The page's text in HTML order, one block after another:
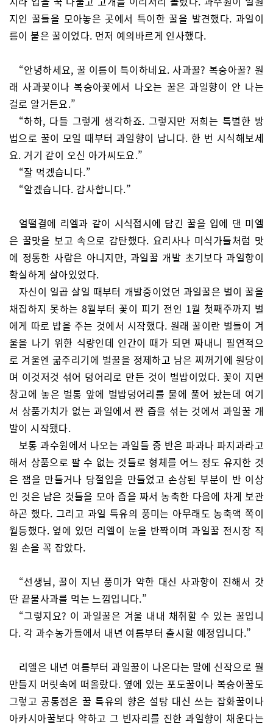
지인 꿀들을 모아놓은 곳에서 특이한 꿀을 발견했다. 과일이
름이 붙은 꿀이었다. 먼저 예의바르게 인사했다.
“안녕하세요, 꿀 이름이 특이하네요. 사과꿀? 복숭아꿀? 원
래 사과꽃이나 복숭아꽃에서 나오는 꿀은 과일향이 안 나는
걸로 알거든요.”
“하하, 다들 그렇게 생각하죠. 그렇지만 저희는 특별한 방
법으로 꿀이 모일 때부터 과일향이 납니다. 한 번 시식해보세
요. 거기 같이 오신 아가씨도요.”
“잘 먹겠습니다.”
“알겠습니다. 감사합니다.”
얼떨결에 리엘과 같이 시식접시에 담긴 꿀을 입에 댄 미엘
은 꿀맛을 보고 속으로 감탄했다. 요리사나 미식가들처럼 맛
에 정통한 사람은 아니지만, 과일꿀 개발 초기보다 과일향이
확실하게 살아있었다.
자신이 일곱 살일 때부터 개발중이었던 과일꿀은 벌이 꿀을
채집하지 못하는 8월부터 꽃이 피기 전인 1월 첫째주까지 벌
에게 따로 밥을 주는 것에서 시작했다. 원래 꿀이란 벌들이 겨
울을 나기 위한 식량인데 인간이 때가 되면 짜내니 필연적으
로 겨울엔 굶주리기에 벌꿀을 정제하고 남은 찌꺼기에 원당이
며 이것저것 섞어 덩어리로 만든 것이 벌밥이었다. 꽃이 지면
창고에 놓은 벌통 앞에 벌밥덩어리를 물에 풀어 놨는데 여기
서 상품가치가 없는 과일에서 짠 즙을 섞는 것에서 과일꿀 개
발이 시작됐다.
보통 과수원에서 나오는 과일들 중 반은 파과나 파지과라고
해서 상품으로 팔 수 없는 것들로 형체를 어느 정도 유지한 것
은 잼을 만들거나 당절임을 만들었고 손상된 부분이 반 이상
인 것은 남은 것들을 모아 즙을 짜서 농축한 다음에 차게 보관
하곤 했다. 그리고 과일 특유의 풍미는 아무래도 농축액 쪽이
월등했다. 옆에 있던 리엘이 눈을 반짝이며 과일꿀 전시장 직
원 손을 꼭 잡았다.
“선생님, 꿀이 지닌 풍미가 약한 대신 사과향이 진해서 갓
딴 끝물사과를 먹는 느낌입니다.”
“그렇지요? 이 과일꿀은 겨울 내내 채취할 수 있는 꿀입니
다. 각 과수농가들에서 내년 여름부터 출시할 예정입니다.”
리엘은 내년 여름부터 과일꿀이 나온다는 말에 신작으로 뭘
만들지 머릿속에 떠올랐다. 옆에 있는 포도꿀이나 복숭아꿀도
그렇고 공통점은 꿀 특유의 향은 설탕 대신 쓰는 잡화꿀이나
아카시아꿀보다 약하고 그 빈자리를 진한 과일향이 채운다는